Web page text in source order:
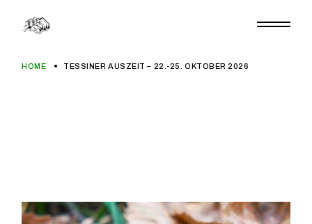
Inhalt
springen
HOME TESSINER AUSZEIT – 22.-25. OKTOBER 2026